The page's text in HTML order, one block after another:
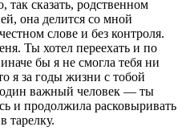
сказать, родственном
она делится со мной
слове и без контроля.
Ты хотел переехать и по
бы я не смогла тебя ни
я за годы жизни с тобой
один важный человек — ты
и продолжила расковыривать
тарелку.